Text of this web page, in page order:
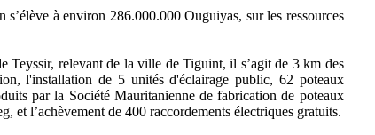
s’élève à environ 286.000.000 Ouguiyas, sur les ressources
Teyssir, relevant de la ville de Tiguint, il s’agit de 3 km des
l'installation de 5 unités d'éclairage public, 62 poteaux
par la Société Mauritanienne de fabrication de poteaux
et l’achèvement de 400 raccordements électriques gratuits.